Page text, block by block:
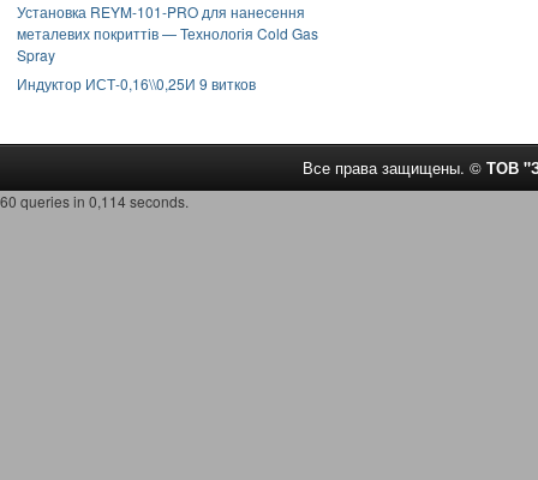
Установка REYM-101-PRO для нанесення
металевих покриттів — Технологія Cold Gas
Spray
Индуктор ИСТ-0,16\\0,25И 9 витков
Все права защищены. © ТОВ
60 queries in 0,114 seconds.